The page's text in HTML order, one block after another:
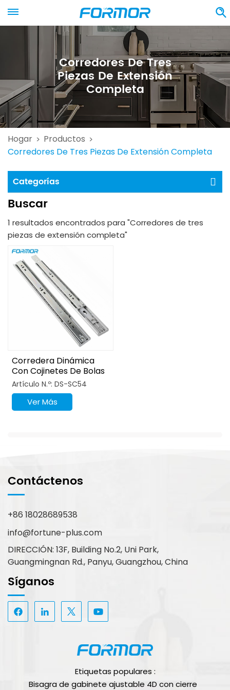
Corredores De Tres
Piezas De Extensión
Completa
Hogar > Productos >
Corredores De Tres Piezas De Extensión Completa
Categorías
Buscar
1 resultados encontrados para "Corredores de tres
piezas de extensión completa"
Corredera Dinámica
Con Cojinetes De Bolas
Y Cierre Suave De 3
Pliegues
Artículo N.º: DS-SC54
Ver Más
Contáctenos
+86 18028689538
info@fortune-plus.com
DIRECCIÓN: 13F, Building No.2, Uni Park,
Guangmingnan Rd., Panyu, Guangzhou, China
Síganos
Etiquetas populares :
Bisagra de gabinete ajustable 4D con cierre